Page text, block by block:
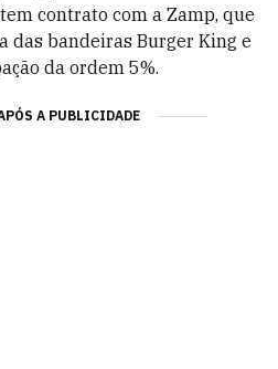
contrato com a Zamp, que
das bandeiras Burger King e
da ordem 5%.
A PUBLICIDADE